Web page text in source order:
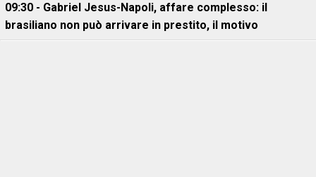
09:30 - Gabriel Jesus-Napoli, affare complesso: il
brasiliano non può arrivare in prestito, il motivo